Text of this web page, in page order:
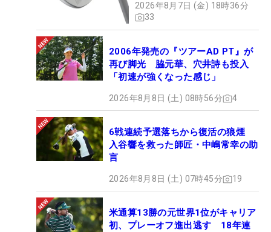
めて4ホール目へ突入した。4ホール目は17番で行わ
れ、ここでファウラーがティショットを池に落とし
たのに対し、松山がパーとしてツアー通算2勝目を
達成した。
2026年8月7日 (金) 18時36分
33
2006年発売の『ツアーAD PT』が
再び脚光 脇元華、穴井詩も投入
「初速が強くなった感じ」
2026年8月8日 (土) 08時56分 4
6戦連続予選落ちから復活の狼煙
入谷響を救った師匠・中嶋常幸の助
言
2026年8月8日 (土) 07時45分 19
米通算13勝の元世界1位がキャリア
初、プレーオフ進出逃す 18年連